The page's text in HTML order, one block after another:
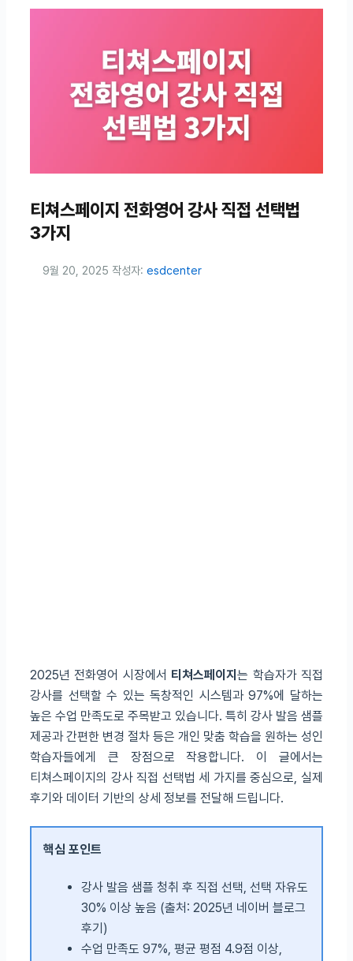
티쳐스페이지 전화영어 강사 직접 선택법
3가지
9월 20, 2025 작성자: esdcenter
2025년 전화영어 시장에서 티쳐스페이지는 학습자가 직접
강사를 선택할 수 있는 독창적인 시스템과 97%에 달하는
높은 수업 만족도로 주목받고 있습니다. 특히 강사 발음 샘플
제공과 간편한 변경 절차 등은 개인 맞춤 학습을 원하는 성인
학습자들에게 큰 장점으로 작용합니다. 이 글에서는
티쳐스페이지의 강사 직접 선택법 세 가지를 중심으로, 실제
후기와 데이터 기반의 상세 정보를 전달해 드립니다.
핵심 포인트
강사 발음 샘플 청취 후 직접 선택, 선택 자유도
30% 이상 높음 (출처: 2025년 네이버 블로그
후기)
수업 만족도 97%, 평균 평점 4.9점 이상,